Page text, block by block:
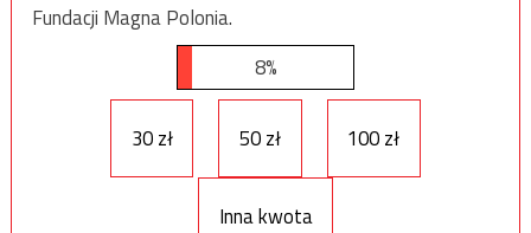
Fundacji Magna Polonia.
8%
30 zł 50 zł 100 zł
Inna kwota